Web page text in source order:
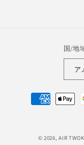
国/地
© 2026,AIR